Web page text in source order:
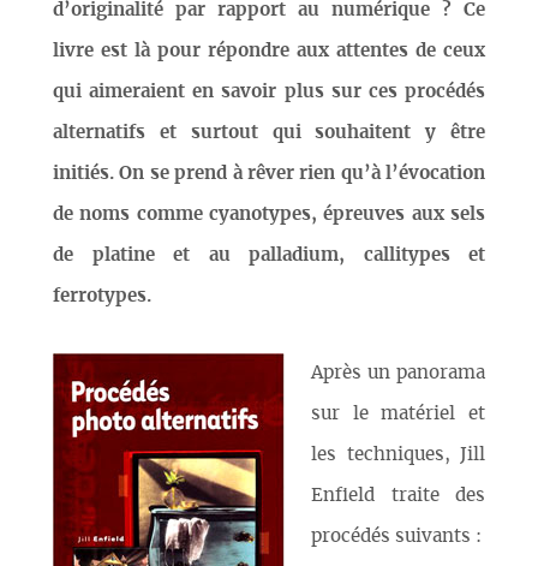
d’originalité par rapport au numérique ? Ce
livre est là pour répondre aux attentes de ceux
qui aimeraient en savoir plus sur ces procédés
alternatifs et surtout qui souhaitent y être
initiés. On se prend à rêver rien qu’à l’évocation
de noms comme cyanotypes, épreuves aux sels
de platine et au palladium, callitypes et
ferrotypes.
Après un panorama
sur le matériel et
les techniques, Jill
Enfield traite des
procédés suivants :